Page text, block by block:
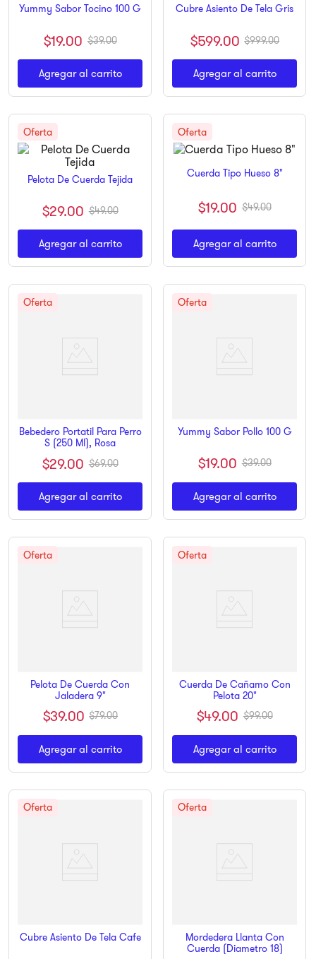
Yummy Sabor Tocino 100 G
$19.00 $39.00
Agregar al carrito
Cubre Asiento De Tela Gris
$599.00 $999.00
Agregar al carrito
Pelota De Cuerda Tejida
$29.00 $49.00
Agregar al carrito
Cuerda Tipo Hueso 8"
$19.00 $49.00
Agregar al carrito
Bebedero Portatil Para Perro
S (250 Ml), Rosa
$29.00 $69.00
Agregar al carrito
Yummy Sabor Pollo 100 G
$19.00 $39.00
Agregar al carrito
Pelota De Cuerda Con
Jaladera 9"
$39.00 $79.00
Agregar al carrito
Cuerda De Cañamo Con
Pelota 20"
$49.00 $99.00
Agregar al carrito
Cubre Asiento De Tela Cafe
Mordedera Llanta Con
Cuerda (Diametro 18)
ninja
pulsar